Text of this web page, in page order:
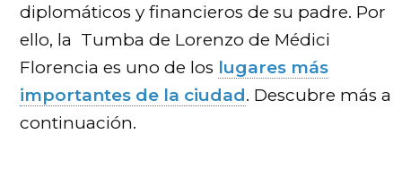
diplomáticos y financieros de su padre. Por
ello, la Tumba de Lorenzo de Médici
Florencia es uno de los lugares más
importantes de la ciudad. Descubre más a
continuación.